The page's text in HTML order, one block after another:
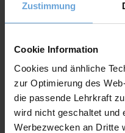
Zustimmung
Cookie Information
Cookies und änhliche
zur Optimierung des
die passende Lehrkraft
wird nicht geschaltet und
Werbezwecken an Dritte
größten
2002-2008
dem höchsten
wird
“Export-